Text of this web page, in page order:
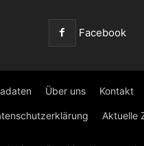
Facebook
Über uns Kontakt
Aktuelle